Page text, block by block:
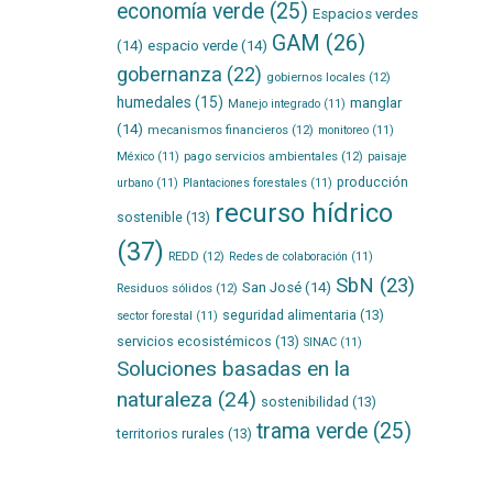
economía verde(25) Espacios verdes
(14) espacio verde(14) GAM (26)
gobernanza (22) gobiernos locales(12)
humedales (15) Manejo integrado(11) manglar
(14) mecanismos financieros(12) monitoreo(11)
México(11) pago servicios ambientales(12) paisaje
urbano(11) Plantaciones forestales(11) producción
sostenible(13) recurso hídrico
(37) REDD (12) Redes de colaboración (11)
Residuos sólidos(12) San José(14) SbN (23)
sector forestal (11) seguridad alimentaria (13)
servicios ecosistémicos (13) SINAC(11)
Soluciones basadas en la
naturaleza (24) sostenibilidad (13)
territorios rurales (13) trama verde(25)